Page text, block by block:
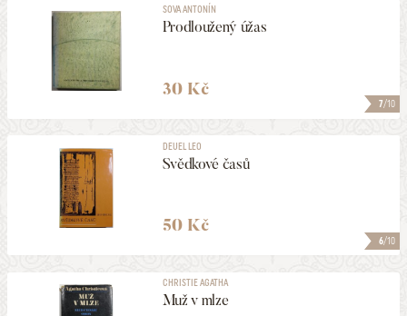
7/10
SOVA ANTONÍN
Prodloužený úžas
30 Kč
6/10
DEUEL LEO
Svědkové časů
50 Kč
CHRISTIE AGATHA
Muž v mlze